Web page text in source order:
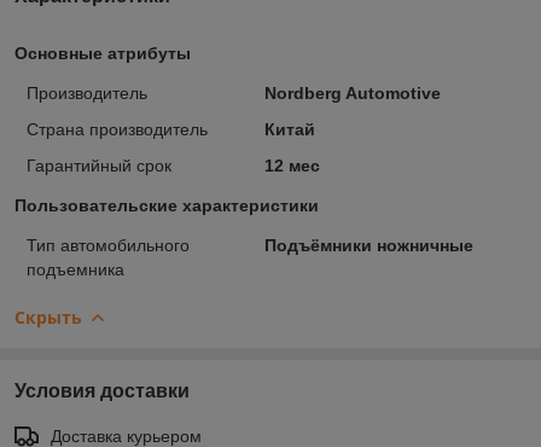
Основные атрибуты
Производитель
Nordberg Automotive
Страна производитель
Китай
Гарантийный срок
12 мес
Пользовательские характеристики
Тип автомобильного
подъемника
Подъёмники ножничные
Скрыть
Условия доставки
Доставка курьером